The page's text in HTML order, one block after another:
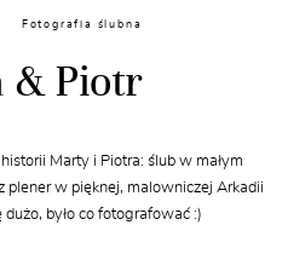
Fotografia ślubna
& Piotr
Marty i Piotra: ślub w małym
plener w pięknej, malowniczej Arkadii
było co fotografować :)